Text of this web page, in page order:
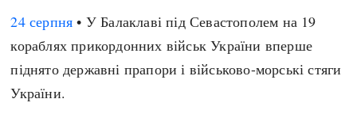
24 серпня • У Балаклаві під Севастополем на 19
кораблях прикордонних військ України вперше
піднято державні прапори і військово-морські стяги
України.